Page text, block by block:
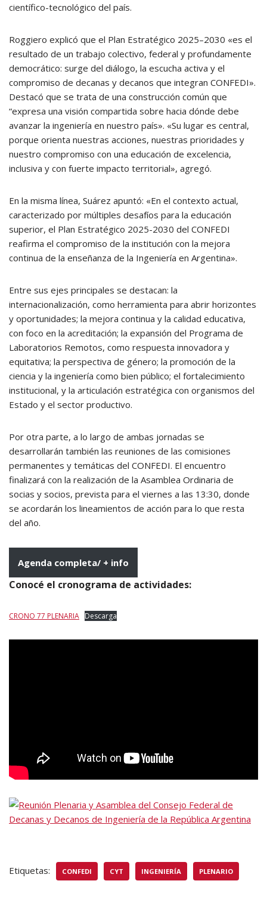
científico-tecnológico del país.
Roggiero explicó que el Plan Estratégico 2025–2030 «es el
resultado de un trabajo colectivo, federal y profundamente
democrático: surge del diálogo, la escucha activa y el
compromiso de decanas y decanos que integran CONFEDI».
Destacó que se trata de una construcción común que
“expresa una visión compartida sobre hacia dónde debe
avanzar la ingeniería en nuestro país». «Su lugar es central,
porque orienta nuestras acciones, nuestras prioridades y
nuestro compromiso con una educación de excelencia,
inclusiva y con fuerte impacto territorial», agregó.
En la misma línea, Suárez apuntó: «En el contexto actual,
caracterizado por múltiples desafíos para la educación
superior, el Plan Estratégico 2025-2030 del CONFEDI
reafirma el compromiso de la institución con la mejora
continua de la enseñanza de la Ingeniería en Argentina».
Entre sus ejes principales se destacan: la
internacionalización, como herramienta para abrir horizontes
y oportunidades; la mejora continua y la calidad educativa,
con foco en la acreditación; la expansión del Programa de
Laboratorios Remotos, como respuesta innovadora y
equitativa; la perspectiva de género; la promoción de la
ciencia y la ingeniería como bien público; el fortalecimiento
institucional, y la articulación estratégica con organismos del
Estado y el sector productivo.
Por otra parte, a lo largo de ambas jornadas se
desarrollarán también las reuniones de las comisiones
permanentes y temáticas del CONFEDI. El encuentro
finalizará con la realización de la Asamblea Ordinaria de
socias y socios, prevista para el viernes a las 13:30, donde
se acordarán los lineamientos de acción para lo que resta
del año.
Agenda completa/ + info
Conocé el cronograma de actividades:
CRONO 77 PLENARIA Descarga
Etiquetas: CONFEDI CYT INGENIERÍA PLENARIO